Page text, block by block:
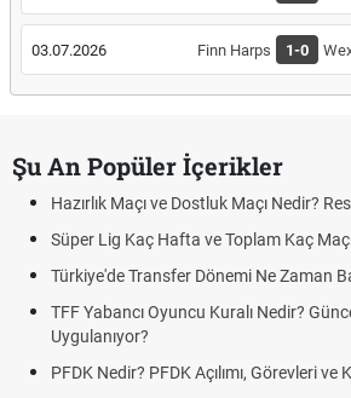
03.07.2026 Finn Harps 1-0
Şu An Popüler İçerikler
Hazırlık Maçı ve Dostluk Maçı Nedir?
Süper Lig Kaç Hafta ve Toplam Kaç Maç
Türkiye'de Transfer Dönemi Ne Zaman
TFF Yabancı Oyuncu Kuralı Nedir?
Uygulanıyor?
PFDK Nedir? PFDK Açılımı, Görevleri ve